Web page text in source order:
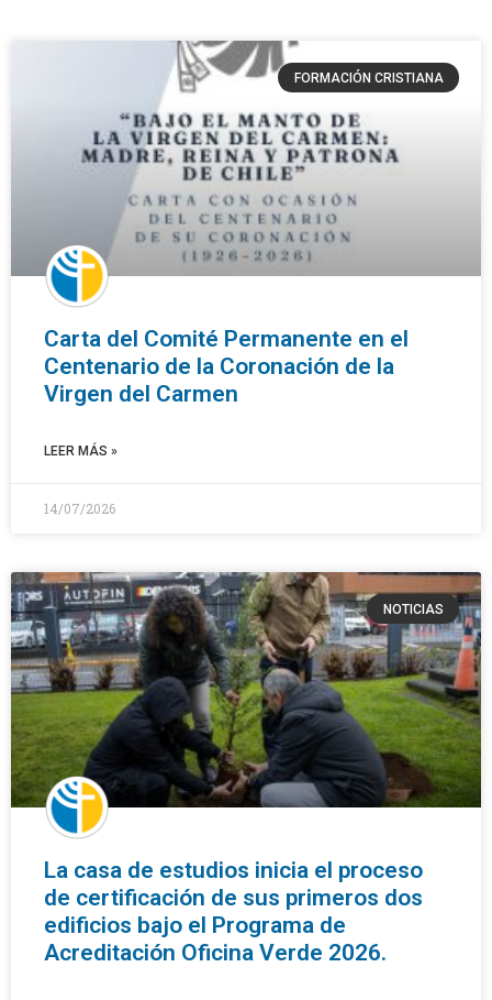
FORMACIÓN CRISTIANA
Carta del Comité Permanente en el
Centenario de la Coronación de la
Virgen del Carmen
LEER MÁS »
14/07/2026
NOTICIAS
La casa de estudios inicia el proceso
de certificación de sus primeros dos
edificios bajo el Programa de
Acreditación Oficina Verde 2026.